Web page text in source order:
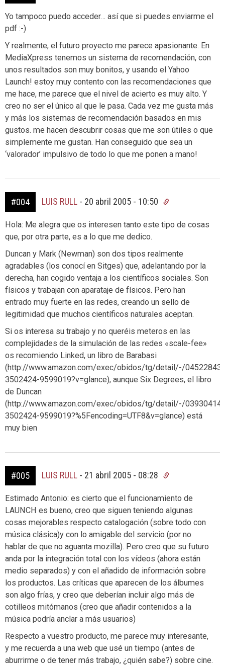
Yo tampoco puedo acceder… así que si puedes enviarme el
pdf :-)
Y realmente, el futuro proyecto me parece apasionante. En
MediaXpress tenemos un sistema de recomendación, con
unos resultados son muy bonitos, y usando el Yahoo
Launch! estoy muy contento con las recomendaciones que
me hace, me parece que el nivel de acierto es muy alto. Y
creo no ser el único al que le pasa. Cada vez me gusta más
y más los sistemas de recomendación basados en mis
gustos. me hacen descubrir cosas que me son útiles o que
simplemente me gustan. Han conseguido que sea un
‘valorador’ impulsivo de todo lo que me ponen a mano!
#004 LUIS RULL - 20 abril 2005 - 10:50
Hola: Me alegra que os interesen tanto este tipo de cosas
que, por otra parte, es a lo que me dedico.
Duncan y Mark (Newman) son dos tipos realmente
agradables (los conocí en Sitges) que, adelantando por la
derecha, han cogido ventaja a los científicos sociales. Son
físicos y trabajan con aparataje de físicos. Pero han
entrado muy fuerte en las redes, creando un sello de
legitimidad que muchos científicos naturales aceptan.
Si os interesa su trabajo y no queréis meteros en las
complejidades de la simulación de las redes «scale-fee»
os recomiendo Linked, un libro de Barabasi
(http://www.amazon.com/exec/obidos/tg/detail/-/
3502424-9599019?v=glance), aunque Six Degrees, el libro
de Duncan
(http://www.amazon.com/exec/obidos/tg/detail/-/
3502424-9599019?%5Fencoding=UTF8&v=glance) está
muy bien
#005 LUIS RULL - 21 abril 2005 - 08:28
Estimado Antonio: es cierto que el funcionamiento de
LAUNCH es bueno, creo que siguen teniendo algunas
cosas mejorables respecto catalogación (sobre todo con
música clásica)y con lo amigable del servicio (por no
hablar de que no aguanta mozilla). Pero creo que su futuro
anda por la integración total con los vídeos (ahora están
medio separados) y con el añadido de información sobre
los productos. Las críticas que aparecen de los álbumes
son algo frías, y creo que deberían incluir algo más de
cotilleos mitómanos (creo que añadir contenidos a la
música podría anclar a más usuarios)
Respecto a vuestro producto, me parece muy interesante,
y me recuerda a una web que usé un tiempo (antes de
aburrirme o de tener más trabajo, ¿quién sabe?) sobre cine.